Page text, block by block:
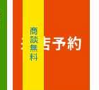
商談無料
来店予約